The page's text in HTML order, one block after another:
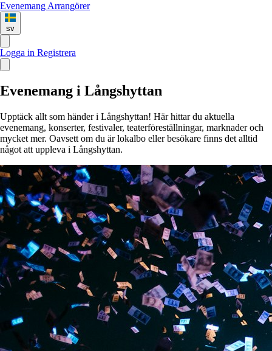
Evenemang Arrangörer
sv
Logga in Registrera
Evenemang i Långshyttan
Upptäck allt som händer i Långshyttan! Här hittar du aktuella
evenemang, konserter, festivaler, teaterföreställningar, marknader och
mycket mer. Oavsett om du är lokalbo eller besökare finns det alltid
något att uppleva i Långshyttan.